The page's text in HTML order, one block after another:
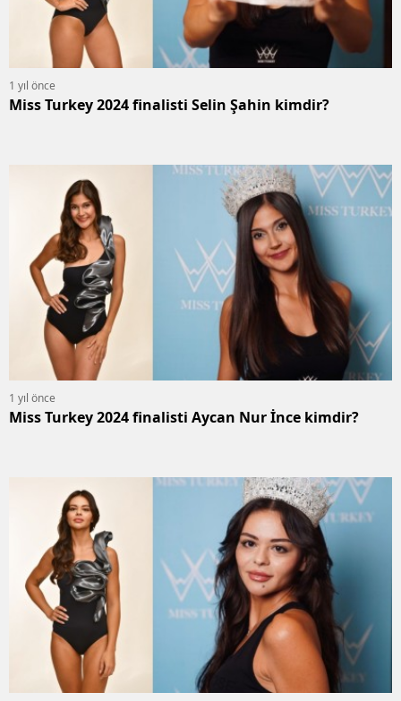
1 yıl önce
Miss Turkey 2024 finalisti Selin Şahin kimdir?
1 yıl önce
Miss Turkey 2024 finalisti Aycan Nur İnce kimdir?